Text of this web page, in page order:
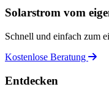
Solarstrom vom
Schnell und einfach zum
Kostenlose Beratung
Entdecken